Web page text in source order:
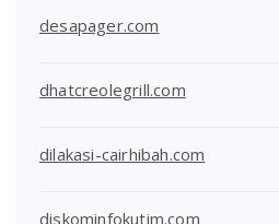
desapager.com
dhatcreolegrill.com
dilakasi-cairhibah.com
diskominfokutim.com